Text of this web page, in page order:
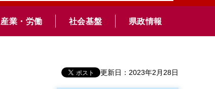
産業・労働 社会基盤 県政情報
更新日：2023年2月28日